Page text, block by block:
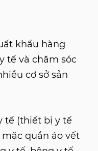
khẩu hàng
tế và chăm sóc
cơ sở sản
tế (thiết bị y tế
quần áo vết